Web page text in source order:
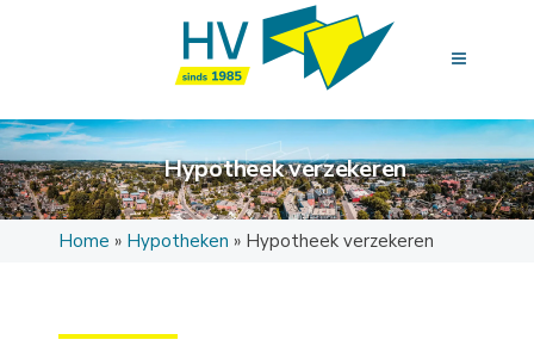
Hypotheek verzekeren
Home » Hypotheken » Hypotheek verzekeren